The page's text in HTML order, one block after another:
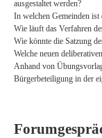
ausgestaltet werden?
In welchen Gemeinden
Wie läuft das Verfahren
Wie könnte die Satzung
Welche neuen
Anhand von
Bürgerbeteiligung in der